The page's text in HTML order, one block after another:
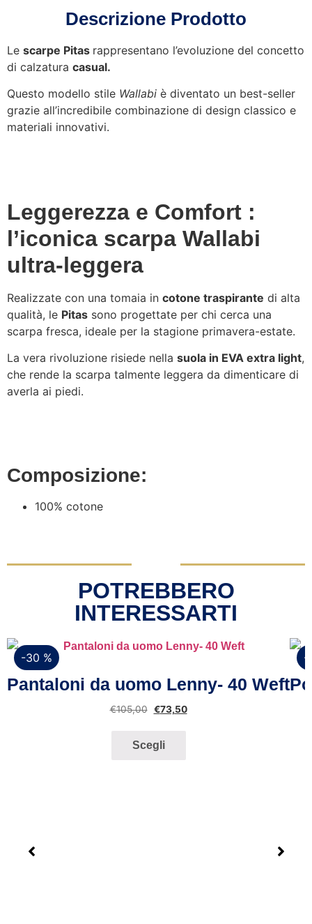
Descrizione Prodotto
Le scarpe Pitas rappresentano l’evoluzione del concetto
di calzatura casual.
Questo modello stile Wallabi è diventato un best-seller
grazie all’incredibile combinazione di design classico e
materiali innovativi.
Leggerezza e Comfort :
l’iconica scarpa Wallabi
ultra-leggera
Realizzate con una tomaia in cotone traspirante di alta
qualità, le Pitas sono progettate per chi cerca una
scarpa fresca, ideale per la stagione primavera-estate.
La vera rivoluzione risiede nella suola in EVA extra light,
che rende la scarpa talmente leggera da dimenticare di
averla ai piedi.
Composizione:
100% cotone
POTREBBERO
INTERESSARTI
-30 %
Pantaloni da uomo Lenny- 40 Weft
€105,00 €73,50
Scegli
-